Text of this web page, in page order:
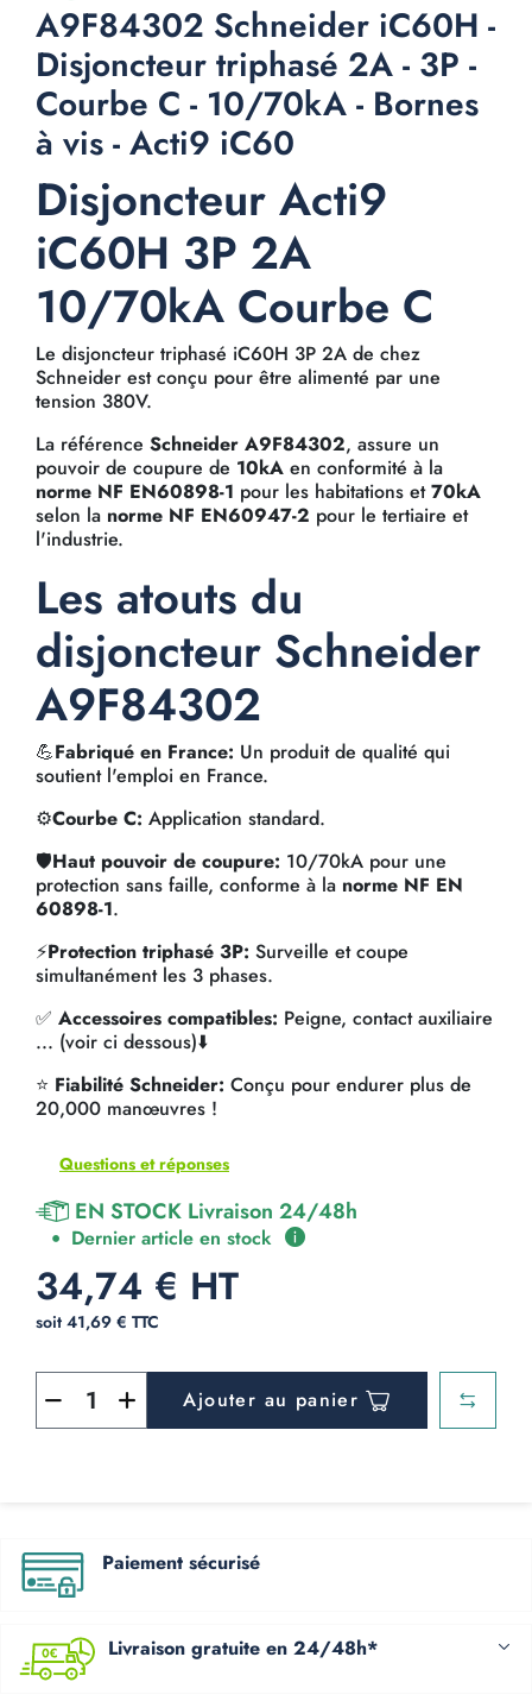
A9F84302 Schneider iC60H -
Disjoncteur triphasé 2A - 3P -
Courbe C - 10/70kA - Bornes
à vis - Acti9 iC60
Disjoncteur Acti9
iC60H 3P 2A
10/70kA Courbe C
Le disjoncteur triphasé iC60H 3P 2A de chez
Schneider est conçu pour être alimenté par une
tension 380V.
La référence Schneider A9F84302, assure un
pouvoir de coupure de 10kA en conformité à la
norme NF EN60898-1 pour les habitations et70kA
selon la norme NF EN60947-2 pour le tertiaire et
l'industrie.
Les atouts du
disjoncteur Schneider
A9F84302
💪Fabriqué en France: Un produit de qualité qui
soutient l'emploi en France.
⚙️Courbe C: Application standard.
🛡️Haut pouvoir de coupure: 10/70kA pour une
protection sans faille, conforme à la norme NF EN
60898-1.
⚡Protection triphasé 3P: Surveille et coupe
simultanément les 3 phases.
✅ Accessoires compatibles: Peigne, contact auxiliaire
... (voir ci dessous)⬇️
⭐ Fiabilité Schneider: Conçu pour endurer plus de
20,000 manœuvres !
Questions et réponses
EN STOCK Livraison 24/48h
Dernier article en stock
34,74 € HT
soit 41,69 € TTC
Ajouter au panier
Paiement sécurisé
Livraison gratuite en 24/48h*